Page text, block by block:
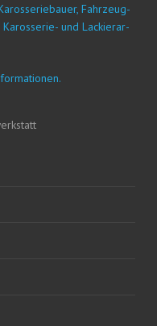
Fahr­zeug­
und Lackier­ar­